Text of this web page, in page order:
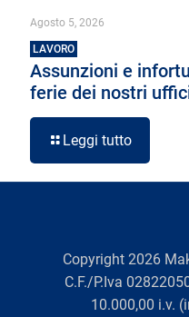
Agosto 5, 2026
LAVORO
Assunzioni e
ferie dei nostri
Leggi tutto
Copyright 2026
C.F./P.Iva
10.000,00 i.v.